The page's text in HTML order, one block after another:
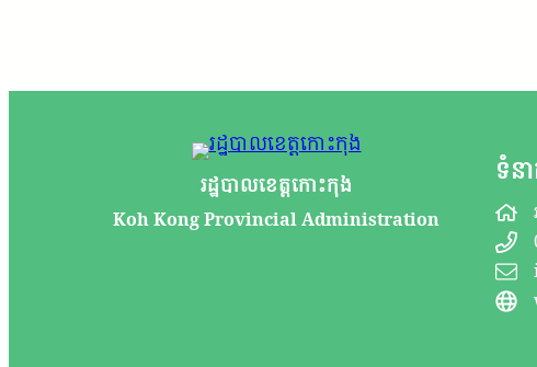
រដ្ឋបាលខេត្តកោះកុង
Koh Kong Provincial Administration
ទំន